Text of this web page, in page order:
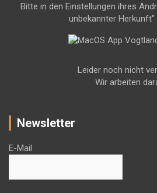
Bitte in den Einstellungen ihres
unbekannter Herkunft"
Leider noch nicht
Wir arbeiten
Newsletter
E-Mail